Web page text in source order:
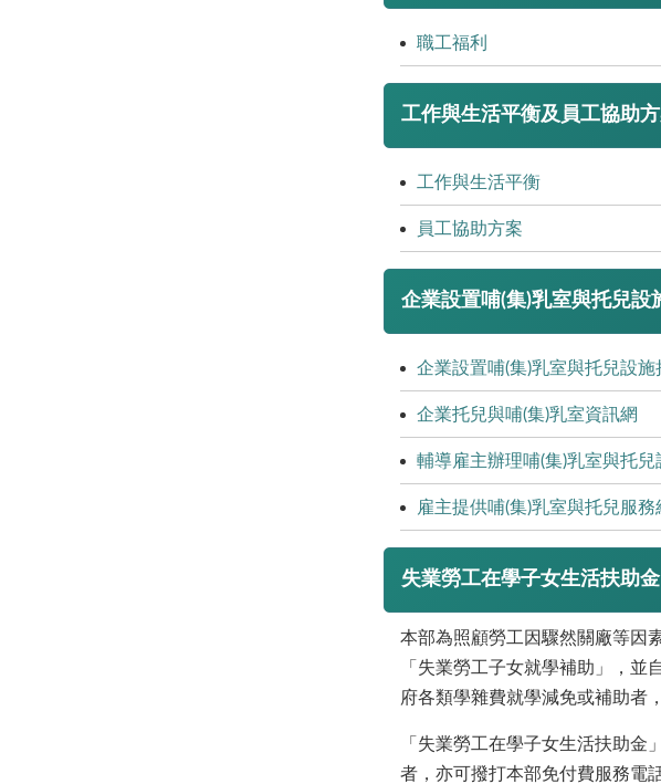
職工福利
工作與生活平衡及員工協助
工作與生活平衡
員工協助方案
企業設置哺(集)乳室與托兒設
企業設置哺(集)乳室與托兒設施
企業托兒與哺(集)乳室資訊網
輔導雇主辦理哺(集)乳室與托兒
雇主提供哺(集)乳室與托兒服務
失業勞工在學子女生活扶助金
本部為照顧勞工因驟然關廠等因
「失業勞工子女就學補助」，
府各類學雜費就學減免或補助者
「失業勞工在學子女生活扶助
者，亦可撥打本部免付費服務電